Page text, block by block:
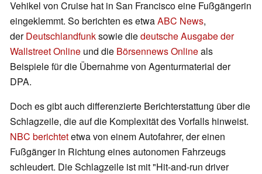
Vehikel von Cruise hat in San Francisco eine Fußgängerin
eingeklemmt. So berichten es etwaABC News,
derDeutschlandfunksowie diedeutsche Ausgabe der
Wallstreet Online und die Börsennews Onlineals
Beispiele für die Übernahme von Agenturmaterial der
DPA.
Doch es gibt auch differenzierte Berichterstattung über die
Schlagzeile, die auf die Komplexität des Vorfalls hinweist.
NBC berichtetetwa von einem Autofahrer, der einen
Fußgänger in Richtung eines autonomen Fahrzeugs
schleudert. Die Schlagzeile ist mit "Hit-and-run driver